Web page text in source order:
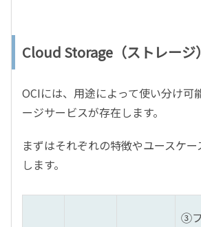
Cloud Storage（ストレージ）
OCIには、用途によって使い分け可
ージサービスが存在します。
まずはそれぞれの特徴やユースケ
します。
③フ